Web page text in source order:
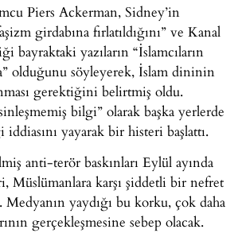
Piers Ackerman, Sidney’in
girdabına fırlatıldığını” ve Kanal
bayraktaki yazıların “İslamcıların
olduğunu söyleyerek, İslam dininin
gerektiğini belirtmiş oldu.
bilgi” olarak başka yerlerde
yayarak bir histeri başlattı.
anti-terör baskınları Eylül ayında
Müslümanlara karşı şiddetli bir nefret
Medyanın yaydığı bu korku, çok daha
gerçekleşmesine sebep olacak.